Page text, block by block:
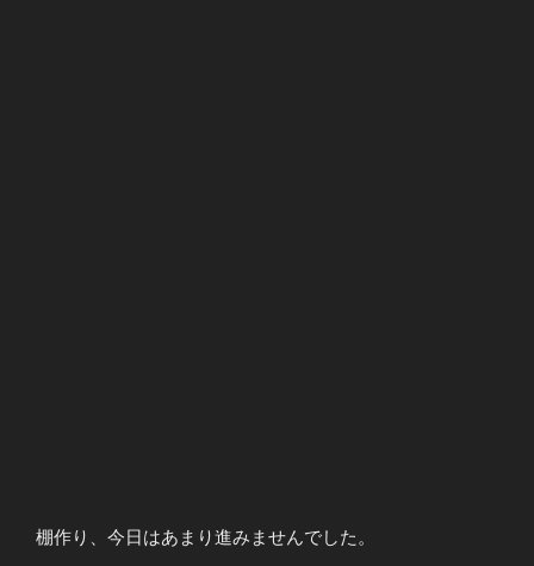
棚作り、今日はあまり進みませんでした。